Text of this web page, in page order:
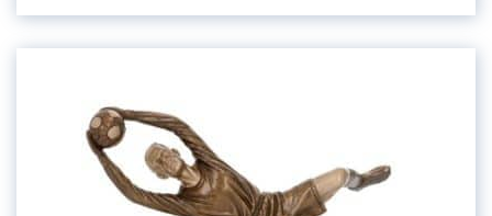
€ 7.90
€ 6.90.